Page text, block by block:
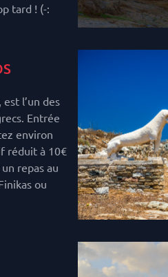
tard ! (-:
l’un des
Entrée
environ
réduit à 10€
repas au
ou